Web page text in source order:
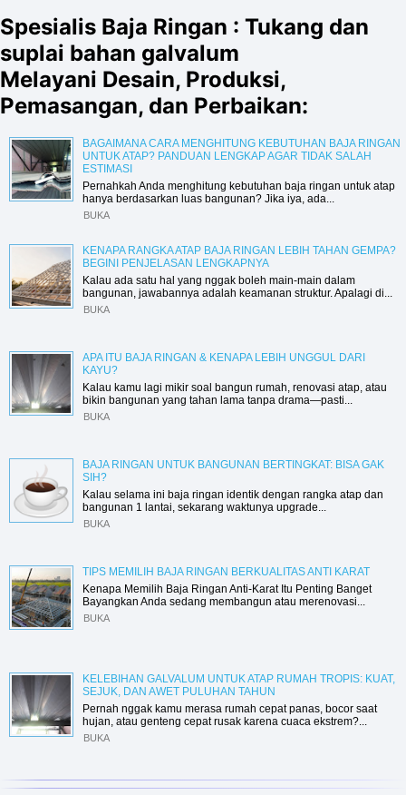
Spesialis Baja Ringan : Tukang dan
suplai bahan galvalum
Melayani Desain, Produksi,
Pemasangan, dan Perbaikan:
BAGAIMANA CARA MENGHITUNG KEBUTUHAN BAJA RINGAN
UNTUK ATAP? PANDUAN LENGKAP AGAR TIDAK SALAH
ESTIMASI
Pernahkah Anda menghitung kebutuhan baja ringan untuk atap
hanya berdasarkan luas bangunan? Jika iya, ada...
BUKA
KENAPA RANGKA ATAP BAJA RINGAN LEBIH TAHAN GEMPA?
BEGINI PENJELASAN LENGKAPNYA
Kalau ada satu hal yang nggak boleh main-main dalam
bangunan, jawabannya adalah keamanan struktur. Apalagi di...
BUKA
APA ITU BAJA RINGAN & KENAPA LEBIH UNGGUL DARI
KAYU?
Kalau kamu lagi mikir soal bangun rumah, renovasi atap, atau
bikin bangunan yang tahan lama tanpa drama—pasti...
BUKA
BAJA RINGAN UNTUK BANGUNAN BERTINGKAT: BISA GAK
SIH?
Kalau selama ini baja ringan identik dengan rangka atap dan
bangunan 1 lantai, sekarang waktunya upgrade...
BUKA
TIPS MEMILIH BAJA RINGAN BERKUALITAS ANTI KARAT
Kenapa Memilih Baja Ringan Anti-Karat Itu Penting Banget
Bayangkan Anda sedang membangun atau merenovasi...
BUKA
KELEBIHAN GALVALUM UNTUK ATAP RUMAH TROPIS: KUAT,
SEJUK, DAN AWET PULUHAN TAHUN
Pernah nggak kamu merasa rumah cepat panas, bocor saat
hujan, atau genteng cepat rusak karena cuaca ekstrem?...
BUKA